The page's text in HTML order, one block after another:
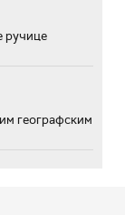
ручице
географским